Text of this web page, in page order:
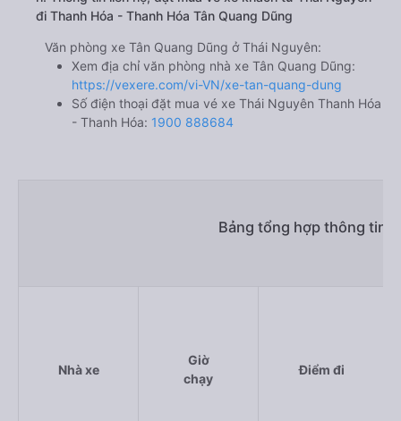
đi Thanh Hóa - Thanh Hóa Tân Quang Dũng
Văn phòng xe Tân Quang Dũng ở Thái Nguyên:
Xem địa chỉ văn phòng nhà xe Tân Quang Dũng:
https://vexere.com/vi-VN/xe-tan-quang-dung
Số điện thoại đặt mua vé xe Thái Nguyên Thanh Hóa
- Thanh Hóa: 1900 888684
Bảng tổng hợp thông tin
Nhà xe
Giờ
chạy
Điểm đi